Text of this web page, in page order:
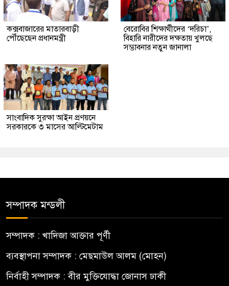
কক্সবাজারের মাতারবাড়ী
পৌঁছেছেন প্রধানমন্ত্রী
বেরোবির শিক্ষার্থীদের ‘দরিচা’,
বিহারি নারীদের দক্ষতায় খুলছে
সম্ভাবনার নতুন জানালা
সাংবাদিক সুরক্ষা আইন প্রণয়নে
সরকারকে ৩ মাসের আল্টিমেটাম
সম্পাদক মন্ডলী
সম্পাদক : খাদিজা আক্তার পূর্ণী
ব্যবস্থাপনা সম্পাদক : মেছমাউল আলম (মোহন)
নির্বাহী সম্পাদক : বীর মুক্তিযোদ্ধা জোনাস ঢাকী